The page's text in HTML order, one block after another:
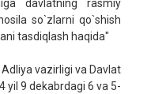
davlatning rasmiy
so`zlarni qo`shish
tasdiqlash haqida"
vazirligi va Davlat
yil 9 dekabrdagi 6 va 5-